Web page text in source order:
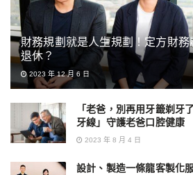
財務規劃就是人生規劃！定方財
退休？
2023 年 12 月 6 日
「老爸，別再用牙籤剃牙
牙線」守護老爸口腔健康
2023 年 8 月 4 日
設計、製造一條龍客製